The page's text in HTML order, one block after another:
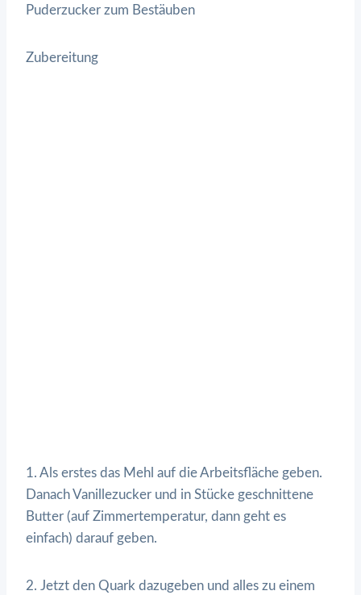
Puderzucker zum Bestäuben
Zubereitung
1. Als erstes das Mehl auf die Arbeitsfläche geben.
Danach Vanillezucker und in Stücke geschnittene
Butter (auf Zimmertemperatur, dann geht es
einfach) darauf geben.
2. Jetzt den Quark dazugeben und alles zu einem